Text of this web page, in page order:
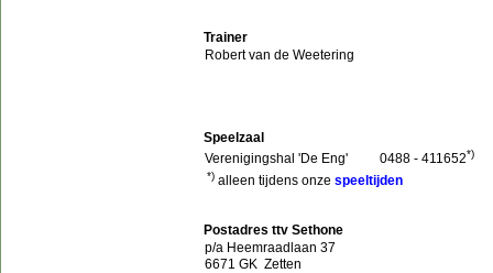
Trainer
Robert van de Weetering
Speelzaal
Verenigingshal 'De Eng'
0488 - 411652*)
*) alleen tijdens onze speeltijden
Postadres ttv Sethone
p/a Heemraadlaan 37
6671 GK Zetten